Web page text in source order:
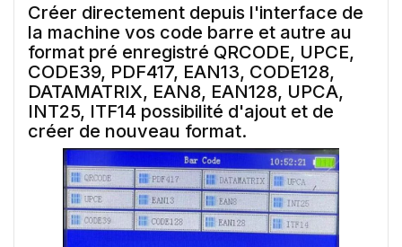
Créer directement depuis l'interface de
la machine vos code barre et autre au
format pré enregistré QRCODE, UPCE,
CODE39, PDF417, EAN13, CODE128,
DATAMATRIX, EAN8, EAN128, UPCA,
INT25, ITF14 possibilité d'ajout et de
créer de nouveau format.